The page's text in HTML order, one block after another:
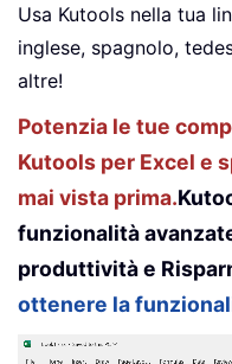
Usa Kutools nella tua
inglese, spagnolo,
altre!
Potenzia le tue
Kutools per Excel e
mai vista prima.
funzionalità
produttività e
ottenere la